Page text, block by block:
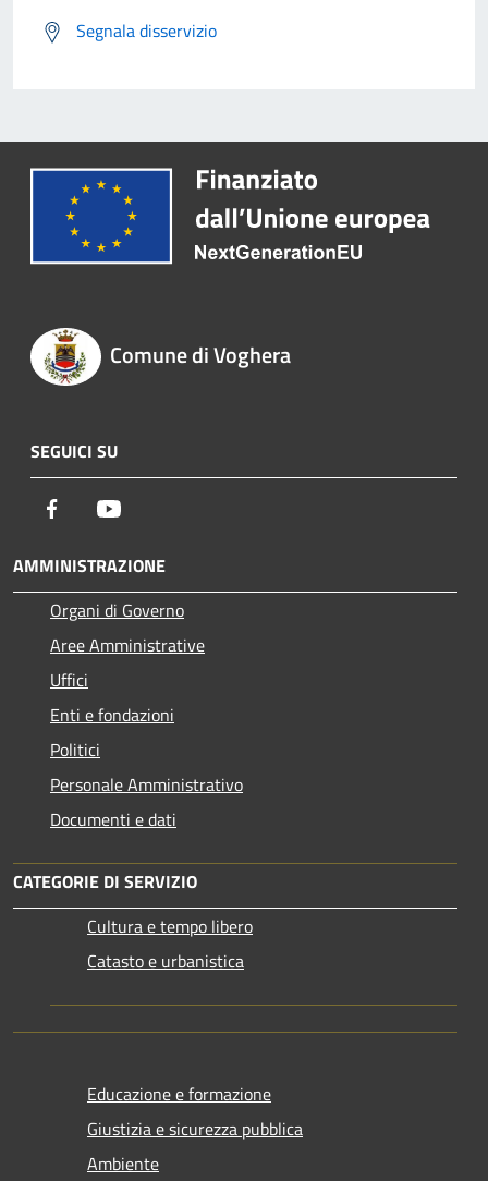
Segnala disservizio
Comune di Voghera
SEGUICI SU
Facebook
AMMINISTRAZIONE
Organi di Governo
Aree Amministrative
Uffici
Enti e fondazioni
Politici
Personale Amministrativo
Documenti e dati
CATEGORIE DI SERVIZIO
Cultura e tempo libero
Catasto e urbanistica
Educazione e formazione
Giustizia e sicurezza pubblica
Ambiente